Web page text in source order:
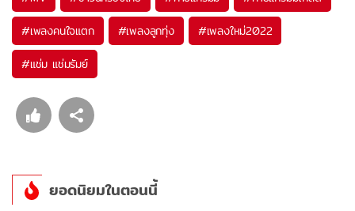
#เพลงคนใจแตก #เพลงลูกทุ่ง #เพลงใหม่2022
#แช่ม แช่มรัมย์
ยอดนิยมในตอนนี้